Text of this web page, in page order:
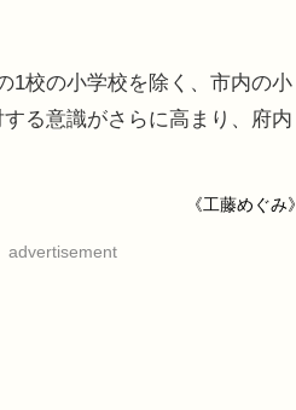
1校の小学校を除く、市内の小
る意識がさらに高まり、府内
《工藤めぐみ》
advertisement